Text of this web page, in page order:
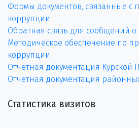
Формы документов, связанные с
коррупции
Обратная связь для сообщений о
Методическое обеспечение по
коррупции
Отчетная документация Курской
Отчетная документация
Статистика визитов